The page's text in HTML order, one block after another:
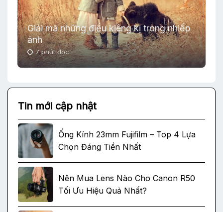
Giải mã những điều kiêng kị trong nhiếp
ảnh
7 phút đọc
Tin mới cập nhật
Ống Kính 23mm Fujifilm – Top 4 Lựa
Chọn Đáng Tiền Nhất
Nên Mua Lens Nào Cho Canon R50
Tối Ưu Hiệu Quả Nhất?